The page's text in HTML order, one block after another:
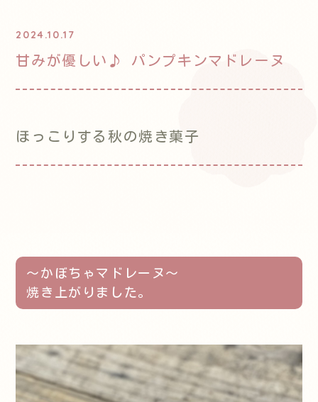
2024.10.17
甘みが優しい♪ パンプキンマドレーヌ
ほっこりする秋の焼き菓子
〜かぼちゃマドレーヌ〜
焼き上がりました。